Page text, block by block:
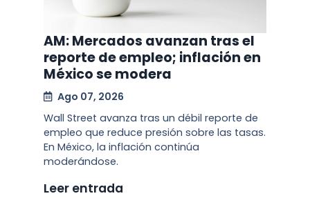
AM: Mercados avanzan tras el
reporte de empleo; inflación en
México se modera
Ago 07, 2026
Wall Street avanza tras un débil reporte de
empleo que reduce presión sobre las tasas.
En México, la inflación continúa
moderándose.
Leer entrada